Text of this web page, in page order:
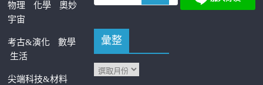
物理 化學
奧妙
宇宙
考古&演化
數學
生活
尖端科技&材料
彙整